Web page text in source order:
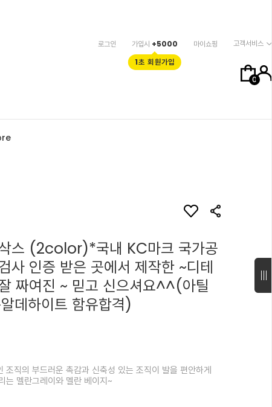
0
로그인 가입시 +5000
1초 회원가입
마이쇼핑 고객서비스
스 (2color)*국내 KC마크 국가공
사 인증 받은 곳에서 제작한 ~디테
짜여진 ~ 믿고 신으셔요^^(아틸
데하이트 함유합격)
직의 부드러운 촉감과 신축성 있는 조직이 발을 편안하게
는 멜란그레이와 멜란 베이지~